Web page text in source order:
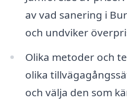
av vad sanering i
och undviker
Olika metoder och
olika
och välja den som